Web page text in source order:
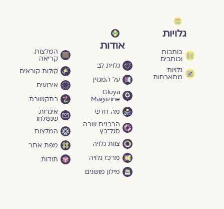
גלויות
כותבות
וכותבים
גלויות
מתארחות
אודות
גלוית לב
על המגזין
Gluya
Magazine
מה חדש
הרבנית שרה
סגל־כץ
צוות גלויה
מרכז גלויה
מילון מושגים
המלצות
קריאה
קולות קוראים
אירועים
בתקשורת
איגרות
שנשלחו
המלצות
מפת אתר
תודות